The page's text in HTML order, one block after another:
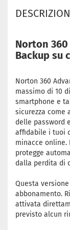
Norton
Backup su
Norton 360
massimo di 10
smartphone e
sicurezza come
delle password
affidabile i tuoi
minacce online.
protegge
dalla perdita di
Questa
abbonamento.
attivata
previsto alcun